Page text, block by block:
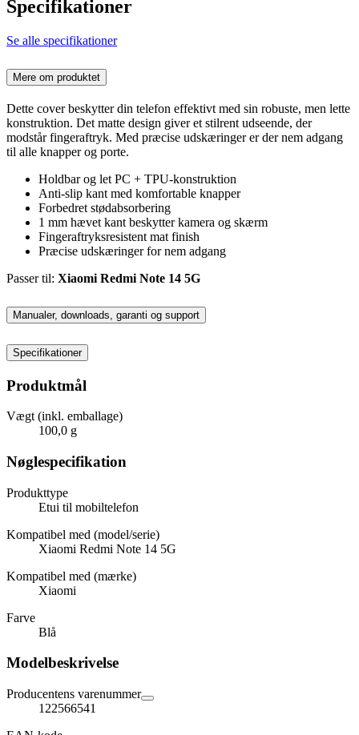
Specifikationer
Se alle specifikationer
Mere om produktet
Dette cover beskytter din telefon effektivt med sin robuste, men lette
konstruktion. Det matte design giver et stilrent udseende, der
modstår fingeraftryk. Med præcise udskæringer er der nem adgang
til alle knapper og porte.
Holdbar og let PC + TPU-konstruktion
Anti-slip kant med komfortable knapper
Forbedret stødabsorbering
1 mm hævet kant beskytter kamera og skærm
Fingeraftryksresistent mat finish
Præcise udskæringer for nem adgang
Passer til: Xiaomi Redmi Note 14 5G
Manualer, downloads, garanti og support
Specifikationer
Produktmål
Vægt (inkl. emballage)
100,0 g
Nøglespecifikation
Produkttype
Etui til mobiltelefon
Kompatibel med (model/serie)
Xiaomi Redmi Note 14 5G
Kompatibel med (mærke)
Xiaomi
Farve
Blå
Modelbeskrivelse
Producentens varenummer
122566541